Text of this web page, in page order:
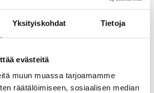
Yksityiskohdat Tietoja
evästeitä
muun muassa tarjoamamme
räätälöimiseen, sosiaalisen median
1 kk vuokra)